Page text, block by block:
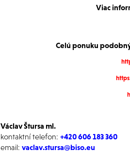
Viac
Celú ponuku
Václav Štursa ml.
kontaktní telefon: +420 606 183 360
email: vaclav.stursa@biso.eu